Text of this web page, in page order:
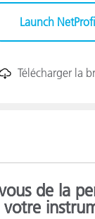
Launch
Télécharger la
de la
votre